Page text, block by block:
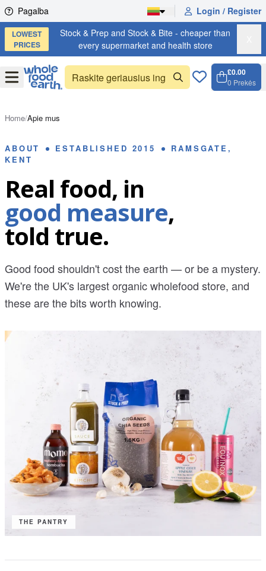
Skip to content
Pagalba Login / Register
LOWEST
PRICES
Stock & Prep and Stock & Bite - cheaper than
every supermarket and health store
OpenMenu
£0.00
0 Prekės
Home/Apie mus
ABOUT ESTABLISHED 2015
RAMSGATE,
KENT
Real food, in
good measure,
told true.
Good food shouldn't cost the earth — or be a mystery.
We're the UK's largest organic wholefood store, and
these are the bits worth knowing.
THE PANTRY